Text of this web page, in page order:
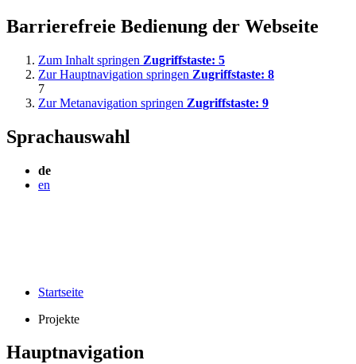
Barrierefreie Bedienung der Webseite
Zum Inhalt springen Zugriffstaste: 5
Zur Hauptnavigation springen Zugriffstaste: 8
7
Zur Metanavigation springen Zugriffstaste: 9
Sprachauswahl
de
en
Startseite
Projekte
Hauptnavigation